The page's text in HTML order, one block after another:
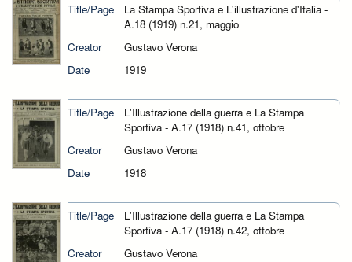
Title/Page
La Stampa Sportiva e L'illustrazione d'Italia -
A.18 (1919) n.21, maggio
Creator
Gustavo Verona
Date
1919
Title/Page
L'Illustrazione della guerra e La Stampa
Sportiva - A.17 (1918) n.41, ottobre
Creator
Gustavo Verona
Date
1918
Title/Page
L'Illustrazione della guerra e La Stampa
Sportiva - A.17 (1918) n.42, ottobre
Creator
Gustavo Verona